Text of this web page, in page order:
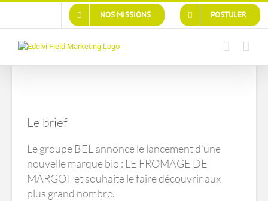
POSTULER
NOS MISSIONS
Un événement
vachement bio !
Le brief
Le groupe BEL annonce le lancement d’une
nouvelle marque bio : LE FROMAGE DE
MARGOT et souhaite le faire découvrir aux
plus grand nombre.